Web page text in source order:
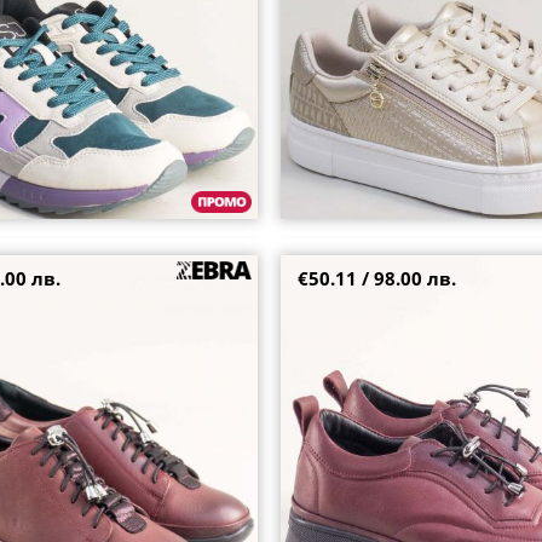
обувки на платформа в
лв.
Естествена кожа дамски
€50.11 / 98.00 лв.